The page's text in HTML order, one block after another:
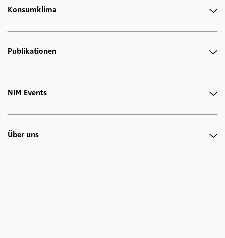
Konsumklima
Publikationen
NIM Events
Über uns